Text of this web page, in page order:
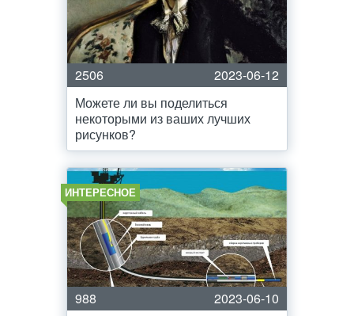
2506
2023-06-12
Можете ли вы поделиться
некоторыми из ваших лучших
рисунков?
ИНТЕРЕСНОЕ
988
2023-06-10